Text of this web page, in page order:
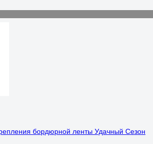
бордюрной ленты Удачный Сезон